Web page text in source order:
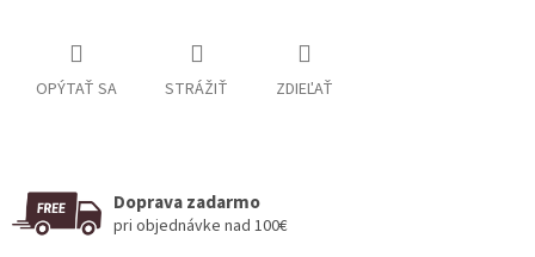
OPÝTAŤ SA STRÁŽIŤ ZDIEĽAŤ
Doprava zadarmo
pri objednávke nad 100€